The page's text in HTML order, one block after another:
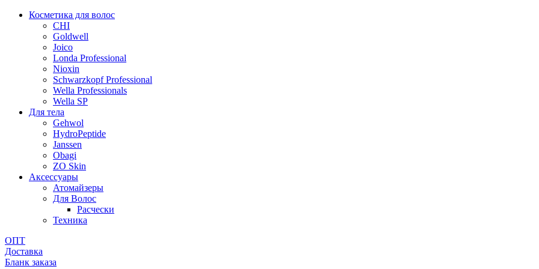
Косметика для волос
CHI
Goldwell
Joico
Londa Professional
Nioxin
Schwarzkopf Professional
Wella Professionals
Wella SP
Для тела
Gehwol
HydroPeptide
Janssen
Obagi
ZO Skin
Aксессуары
Атомайзеры
Для Волос
Расчески
Техника
ОПТ
Доставка
Бланк заказа